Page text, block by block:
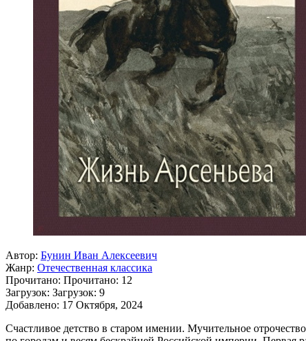
Автор: Бунин Иван Алексеевич
Жанр: Отечественная классика
Прочитано: Прочитано: 12
Загрузок: Загрузок: 9
Добавлено: 17 Октября, 2024
Счастливое детство в старом имении. Мучительное